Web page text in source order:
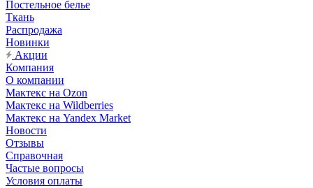
Постельное белье
Ткань
Распродажа
Новинки
Акции
Компания
О компании
Мактекс на Ozon
Мактекс на Wildberries
Мактекс на Yandex Market
Новости
Отзывы
Справочная
Частые вопросы
Условия оплаты